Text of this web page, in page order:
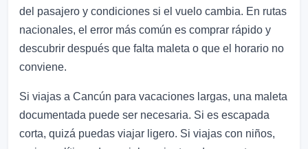
del pasajero y condiciones si el vuelo cambia. En rutas
nacionales, el error más común es comprar rápido y
descubrir después que falta maleta o que el horario no
conviene.
Si viajas a Cancún para vacaciones largas, una maleta
documentada puede ser necesaria. Si es escapada
corta, quizá puedas viajar ligero. Si viajas con niños,